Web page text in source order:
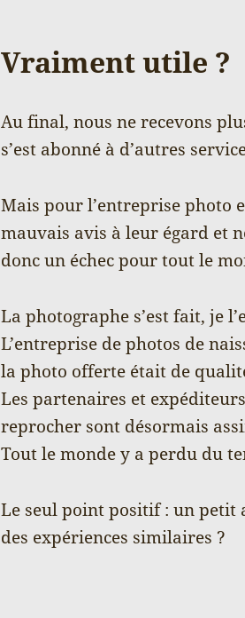
Vraiment utile ?
Au final, nous ne recevons
s’est abonné à d’autres
Mais pour l’entreprise photo
mauvais avis à leur égard et
donc un échec pour tout le
La photographe s’est fait, je
L’entreprise de photos de
la photo offerte était de
Les partenaires et
reprocher sont désormais
Tout le monde y a perdu du
Le seul point positif : un petit
des expériences similaires ?